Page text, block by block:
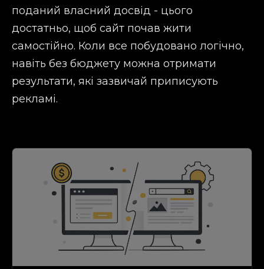
поданий власний досвід - цього
достатньо, щоб сайт почав жити
самостійно. Коли все побудовано логічно,
навіть без бюджету можна отримати
результати, які зазвичай приписують
рекламі.